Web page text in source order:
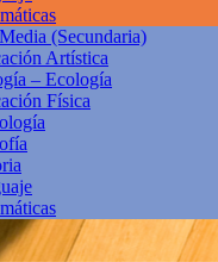
(Secundaria)
Artística
– Ecología
Física